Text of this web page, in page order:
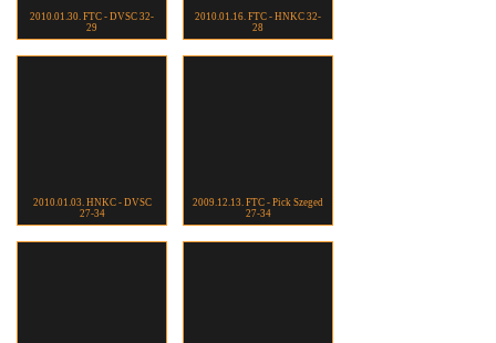
2010.01.30. FTC - DVSC 32-
29
2010.01.16. FTC - HNKC 32-
28
2010.01.03. HNKC - DVSC
27-34
2009.12.13. FTC - Pick Szeged
27-34